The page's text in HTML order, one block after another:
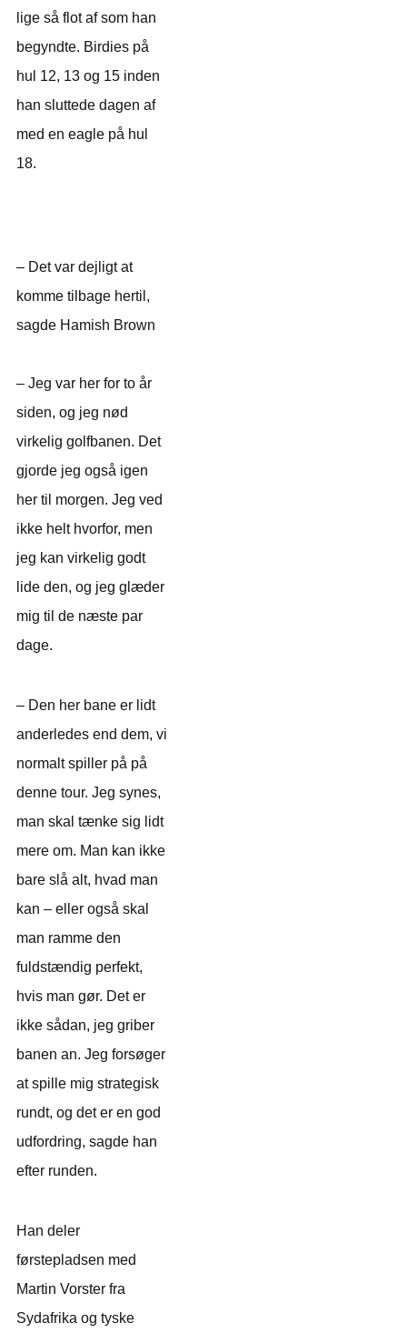
lige så flot af som han
begyndte. Birdies på
hul 12, 13 og 15 inden
han sluttede dagen af
med en eagle på hul
18.
– Det var dejligt at
komme tilbage hertil,
sagde Hamish Brown
– Jeg var her for to år
siden, og jeg nød
virkelig golfbanen. Det
gjorde jeg også igen
her til morgen. Jeg ved
ikke helt hvorfor, men
jeg kan virkelig godt
lide den, og jeg glæder
mig til de næste par
dage.
– Den her bane er lidt
anderledes end dem, vi
normalt spiller på på
denne tour. Jeg synes,
man skal tænke sig lidt
mere om. Man kan ikke
bare slå alt, hvad man
kan – eller også skal
man ramme den
fuldstændig perfekt,
hvis man gør. Det er
ikke sådan, jeg griber
banen an. Jeg forsøger
at spille mig strategisk
rundt, og det er en god
udfordring, sagde han
efter runden.
Han deler
førstepladsen med
Martin Vorster fra
Sydafrika og tyske